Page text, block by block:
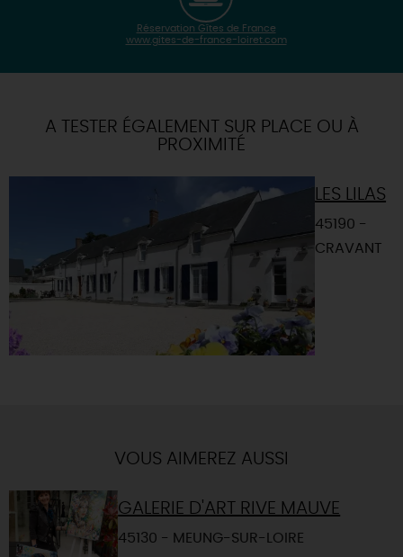
Réservation Gîtes de France
www.gites-de-france-loiret.com
A TESTER ÉGALEMENT SUR PLACE OU À
PROXIMITÉ
LES LILAS
45190 -
CRAVANT
VOUS AIMEREZ AUSSI
GALERIE D'ART RIVE MAUVE
45130 - MEUNG-SUR-LOIRE